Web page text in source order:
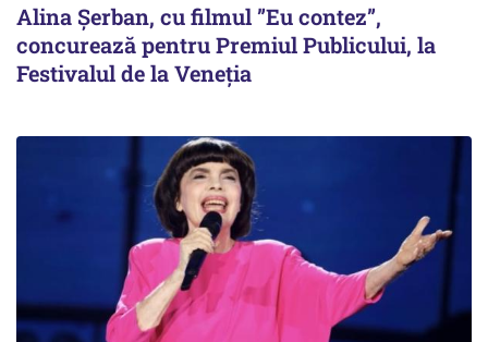
Alina Șerban, cu filmul ”Eu contez”,
concurează pentru Premiul Publicului, la
Festivalul de la Veneția